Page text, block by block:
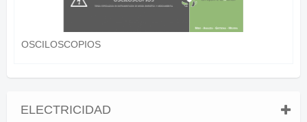
OSCILOSCOPIOS
ELECTRICIDAD